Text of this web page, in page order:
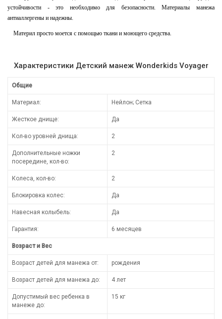
устойчивости - это необходимо для безопасности. Материалы манежа
антиаллергены и надежны.
Материл просто моется с помощью ткани и моющего средства.
Характеристики Детский манеж Wonderkids Voyager
Общие
Материал: Нейлон; Сетка
Жесткое днище: Да
Кол-во уровней днища: 2
Дополнительные ножки
посередине, кол-во:
2
Колеса, кол-во: 2
Блокировка колес: Да
Навесная колыбель: Да
Гарантия: 6 месяцев
Возраст и Вес
Возраст детей для манежа от: рождения
Возраст детей для манежа до: 4 лет
Допустимый вес ребенка в
манеже до:
15 кг